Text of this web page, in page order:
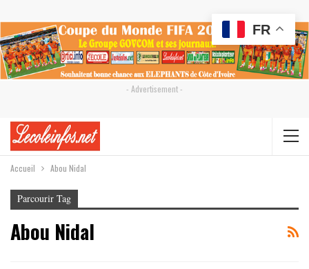
- Advertisement -
Accueil Abou Nidal
Parcourir Tag
Abou Nidal
FR